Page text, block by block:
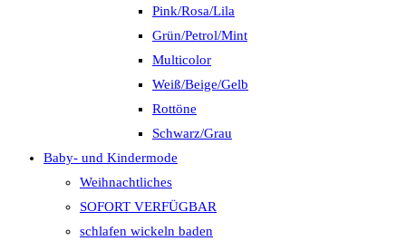
Pink/Rosa/Lila
Grün/Petrol/Mint
Multicolor
Weiß/Beige/Gelb
Rottöne
Schwarz/Grau
Baby- und Kindermode
Weihnachtliches
SOFORT VERFÜGBAR
schlafen wickeln baden